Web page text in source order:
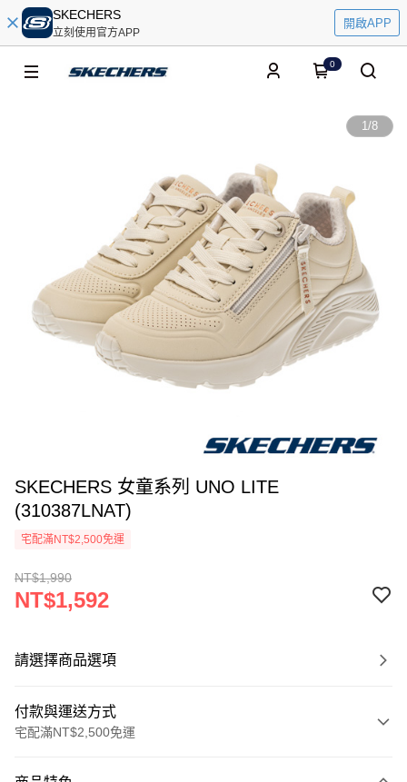
SKECHERS
立刻使用官方APP
開啟APP
0
1/8
SKECHERS 女童系列 UNO LITE
(310387LNAT)
宅配滿NT$2,500免運
NT$1,990
NT$1,592
請選擇商品選項
付款與運送方式
宅配滿NT$2,500免運